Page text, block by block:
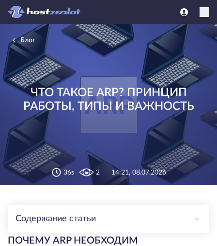
Блог
ЧТО ТАКОЕ ARP? ПРИНЦИП
РАБОТЫ, ТИПЫ И ВАЖНОСТЬ
36s 2 14:21, 08.07.2026
Содержание статьи
ПОЧЕМУ ARP НЕОБХОДИМ